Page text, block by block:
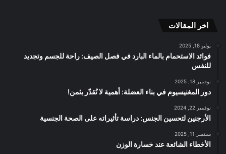
اخر المقالات
يوليو 18, 2025
فوائد الاستحمام بالماء البارد في فصل الصيف: راحة للجسم وتجديد
للنفس
نوفمبر 18, 2025
دور المغنيسيوم في بناء العضلة: أهمية لا تُقدّر بثمن!
نوفمبر 22, 2024
الأرجنين لتحسين الجنس: دراسة تأثيراته على الصحة الجنسية
سبتمبر 11, 2025
الأخطاء الشائعة عند خسارة الوزن